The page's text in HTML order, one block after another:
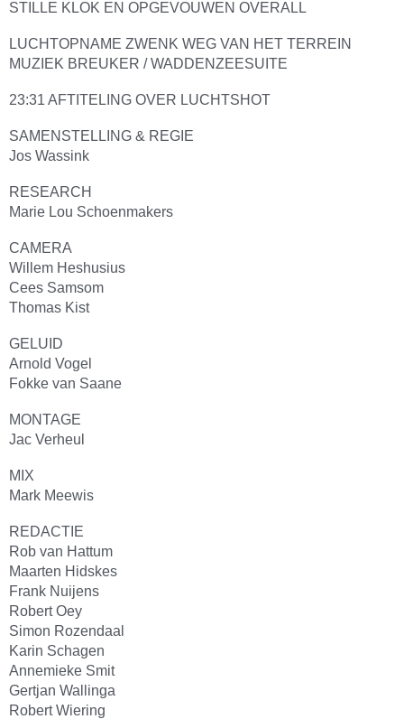
STILLE KLOK EN OPGEVOUWEN OVERALL
LUCHTOPNAME ZWENK WEG VAN HET TERREIN
MUZIEK BREUKER / WADDENZEESUITE
23:31 AFTITELING OVER LUCHTSHOT
SAMENSTELLING & REGIE
Jos Wassink
RESEARCH
Marie Lou Schoenmakers
CAMERA
Willem Heshusius
Cees Samsom
Thomas Kist
GELUID
Arnold Vogel
Fokke van Saane
MONTAGE
Jac Verheul
MIX
Mark Meewis
REDACTIE
Rob van Hattum
Maarten Hidskes
Frank Nuijens
Robert Oey
Simon Rozendaal
Karin Schagen
Annemieke Smit
Gertjan Wallinga
Robert Wiering